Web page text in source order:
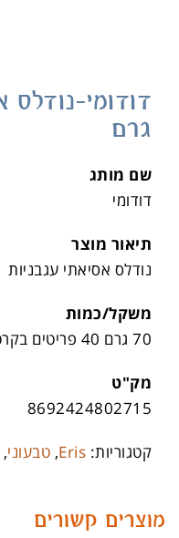
גרם
שם מותג
דודומי
תיאור מוצר
נודלס אסיאתי עגבניות
משקל/כמות
70 גרם 40 פריטים בקרטון
מק"ט
8692424802715
קטגוריות: Eris
, טבעוני,
מוצרים קשורים